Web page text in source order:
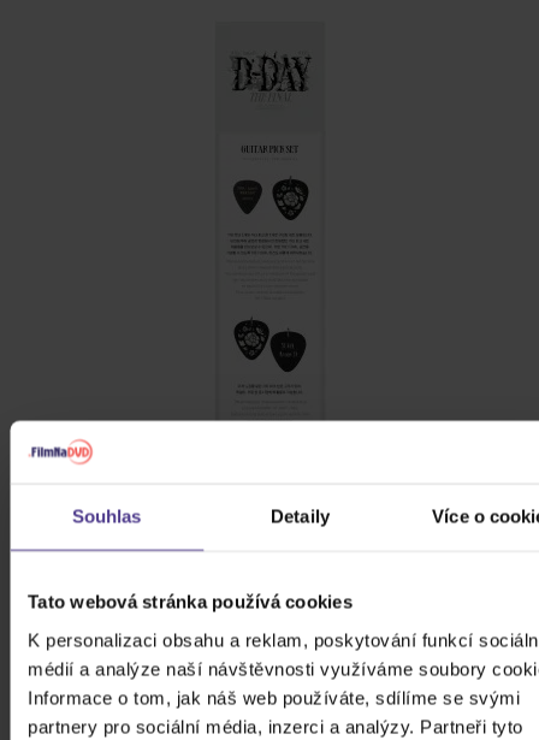
Souhlas Detaily Více o
Tato webová stránka používá cookies
K personalizaci obsahu a reklam, poskytování funkcí
médií a analýze naší návštěvnosti využíváme soubory
Informace o tom, jak náš web používáte, sdílíme se svými
partnery pro sociální média, inzerci a analýzy. Partneři tyto